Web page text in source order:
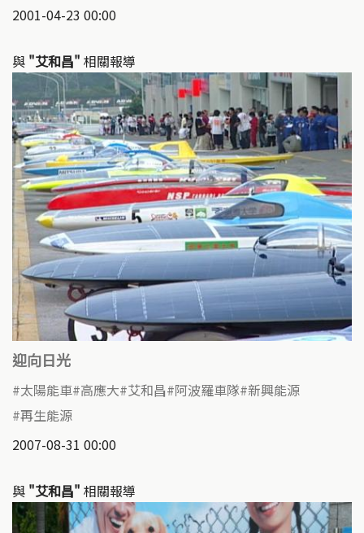
2001-04-23 00:00
與 "艾和昌" 相關報導
迎向日光
太陽能車 高應大 艾和昌 阿波羅車隊 新興能源
再生能源
2007-08-31 00:00
與 "艾和昌" 相關報導